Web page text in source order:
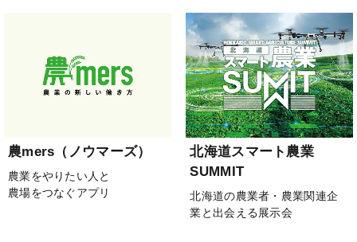
農mers（ノウマーズ）
農業をやりたい人と
農場をつなぐアプリ
北海道スマート農業
SUMMIT
北海道の農業者・農業関連企
業と出会える展示会